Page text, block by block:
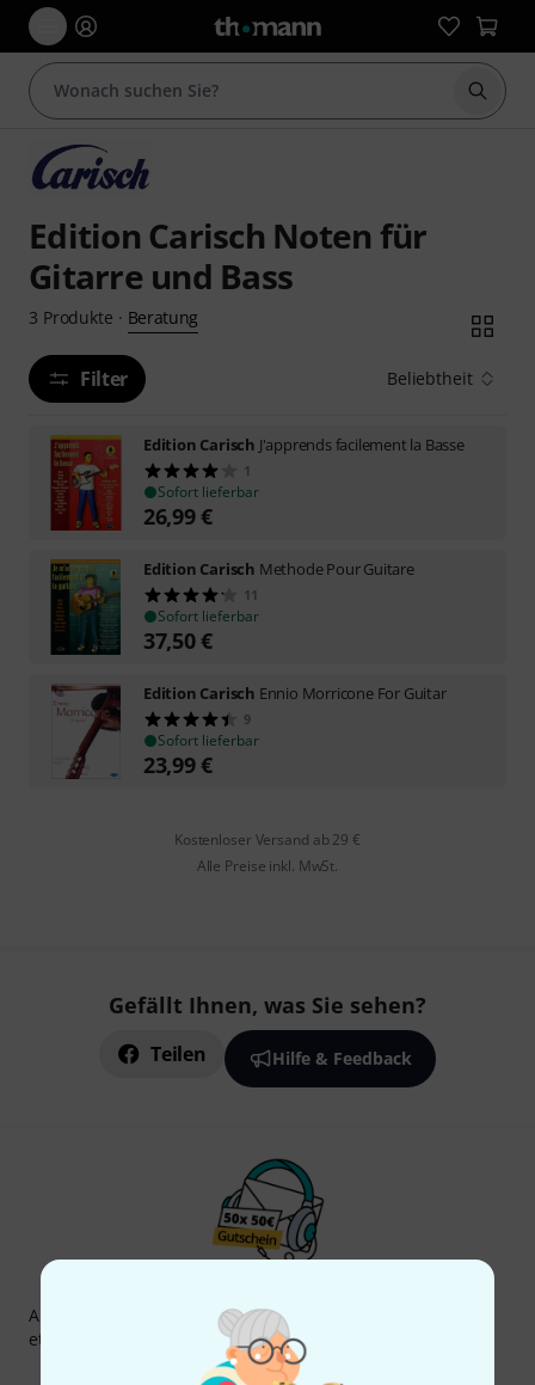
Suche
Edition Carisch Noten für
Gitarre und Bass
3 Produkte · Beratung
Filter Beliebtheit
Edition Carisch J'apprends facilement la Basse
1
Sofort lieferbar
26,99€
Edition Carisch Methode Pour Guitare
11
Sofort lieferbar
37,50€
Edition Carisch Ennio Morricone For Guitar
9
Sofort lieferbar
23,99€
Kostenloser Versand ab 29 €
Alle Preise inkl. MwSt.
Gefällt Ihnen, was Sie sehen?
Teilen Hilfe & Feedback
Abonniere den Thomann Newsletter und gewinne mit
etwas Glück einen von
50 Gutscheinen
Inspirierende Beiträge
Deals